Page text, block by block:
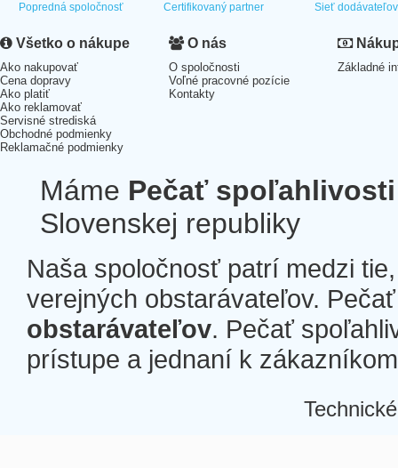
Popredná spoločnosť Certifikovaný partner Sieť dodávateľov
Všetko o nákupe
Ako nakupovať
Cena dopravy
Ako platiť
Ako reklamovať
Servisné strediská
Obchodné podmienky
Reklamačné podmienky
O nás
O spoločnosti
Voľné pracovné pozície
Kontakty
Základné
Máme Pečať spoľahlivosti
Slovenskej republiky
Naša spoločnosť patrí medzi
verejných obstarávateľov.
obstarávateľov. Pečať
prístupe a jednaní k